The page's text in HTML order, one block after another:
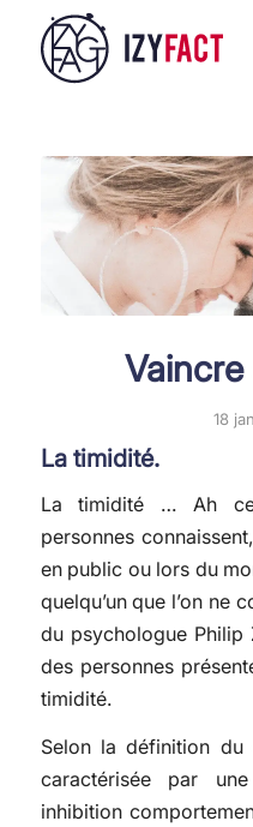
18
La timidité.
La timidité … Ah
personnes
en public ou lors du
quelqu’un que l’on ne
du psychologue
des personnes
timidité.
Selon la définition
caractérisée par
inhibition